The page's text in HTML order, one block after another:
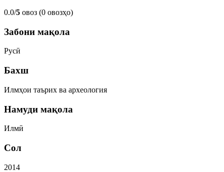
0.0/5 овоз (0 овозҳо)
Забони мақола
Русӣ
Бахш
Илмҳои таърих ва археология
Намуди мақола
Илмӣ
Сол
2014